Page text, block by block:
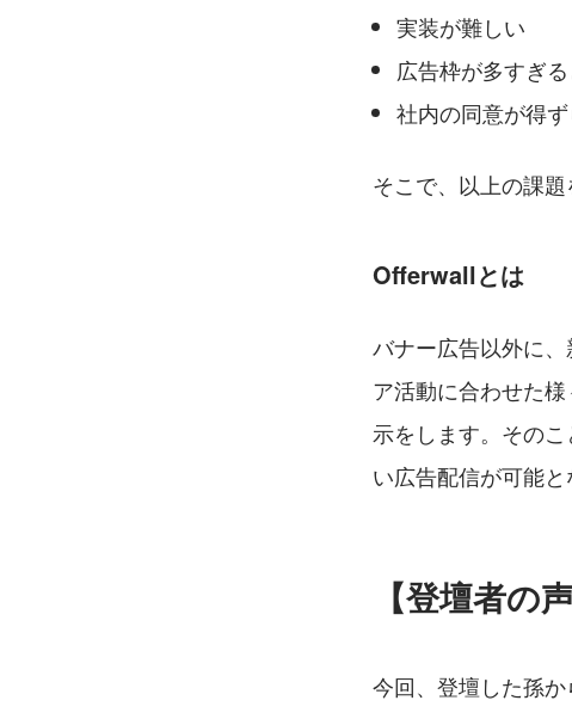
実装が難しい
広告枠が多すぎ
社内の同意が得
そこで、以上の課
Offerwallとは
バナー広告以外に
ア活動に合わせた
示をします。その
い広告配信が可能と
【登壇者の声
今回、登壇した孫